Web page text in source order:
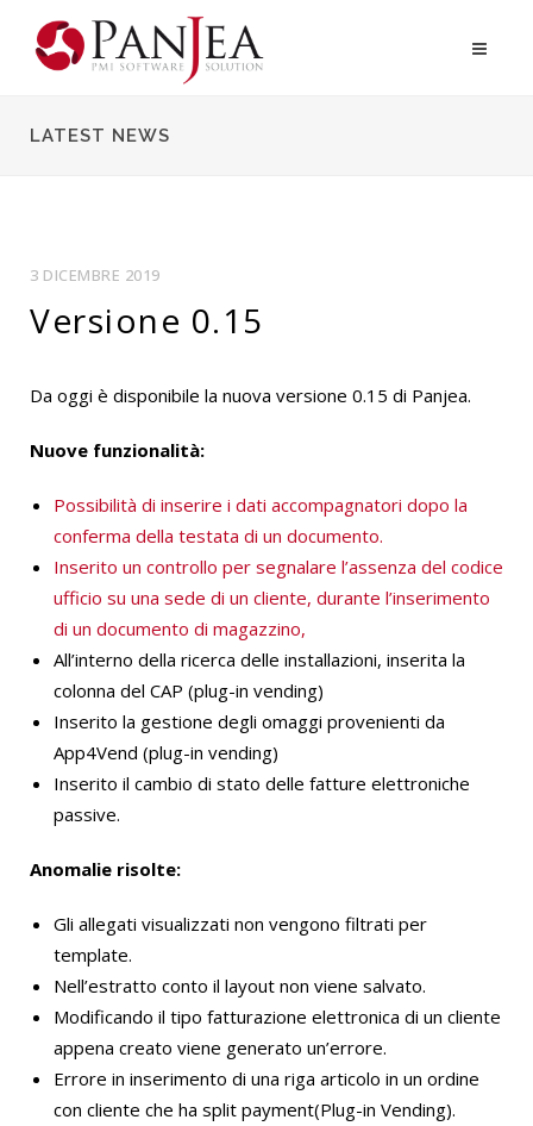
LATEST NEWS
3 DICEMBRE 2019
Versione 0.15
Da oggi è disponibile la nuova versione 0.15 di Panjea.
Nuove funzionalità:
Possibilità di inserire i dati accompagnatori dopo la
conferma della testata di un documento.
Inserito un controllo per segnalare l’assenza del codice
ufficio su una sede di un cliente, durante l’inserimento
di un documento di magazzino,
All’interno della ricerca delle installazioni, inserita la
colonna del CAP (plug-in vending)
Inserito la gestione degli omaggi provenienti da
App4Vend (plug-in vending)
Inserito il cambio di stato delle fatture elettroniche
passive.
Anomalie risolte:
Gli allegati visualizzati non vengono filtrati per
template.
Nell’estratto conto il layout non viene salvato.
Modificando il tipo fatturazione elettronica di un cliente
appena creato viene generato un’errore.
Errore in inserimento di una riga articolo in un ordine
con cliente che ha split payment(Plug-in Vending).